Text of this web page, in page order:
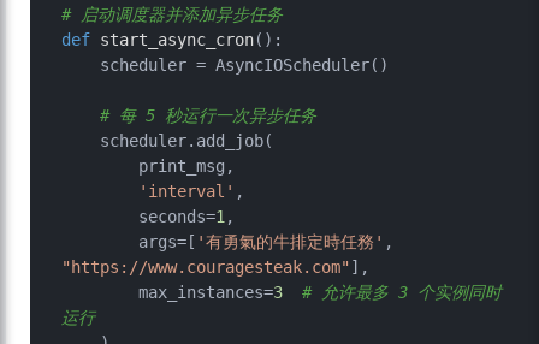
# 启动调度器并添加异步任务
def start_async_cron():
# 每 5 秒运行一次异步任务
'interval' ,
        seconds=
1,
        args=[
'有勇氣的牛排定時任務'
"https://www.couragesteak.com" ],
        max_instances=
3
# 允许最多 3 个实例同时
运行